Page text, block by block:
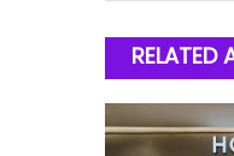
RELATED